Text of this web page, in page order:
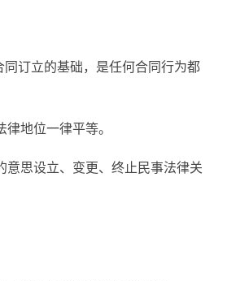
订立的基础，是任何合同行为都
地位一律平等。
意思设立、变更、终止民事法律关